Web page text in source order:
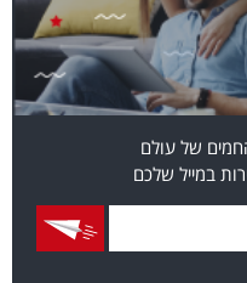
של עולם
במייל שלכם